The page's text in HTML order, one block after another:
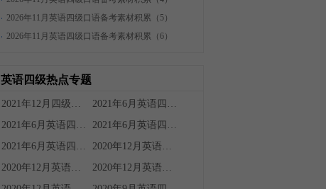
2026年11月英语四级口语备考素材积累（5）
2026年11月英语四级口语备考素材积累（6）
英语四级热点专题
2021年12月四级分值
2021年6月英语四级真题
2021年6月英语四级听力真题
2021年6月英语四级翻译真题
2021年6月英语四级阅读真题
2020年12月英语四级阅读真题
2020年12月英语四级翻译真题
2020年12月英语四级听力真题